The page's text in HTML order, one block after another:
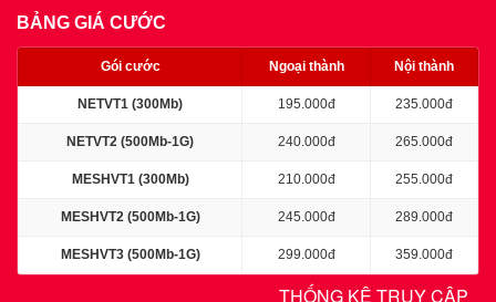
BẢNG GIÁ CƯỚC
Gói cước Ngoại thành Nội thành
NETVT1 (300Mb) 195.000đ 235.000đ
NETVT2 (500Mb-1G) 240.000đ 265.000đ
MESHVT1 (300Mb) 210.000đ 255.000đ
MESHVT2 (500Mb-1G) 245.000đ 289.000đ
MESHVT3 (500Mb-1G) 299.000đ 359.000đ
THỐNG KÊ TRUY CẬP